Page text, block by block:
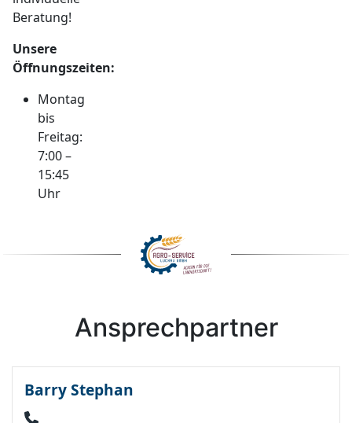
Beratung!
Unsere
Öffnungszeiten:
Montag
bis
Freitag:
7:00 –
15:45
Uhr
Ansprechpartner
Barry Stephan